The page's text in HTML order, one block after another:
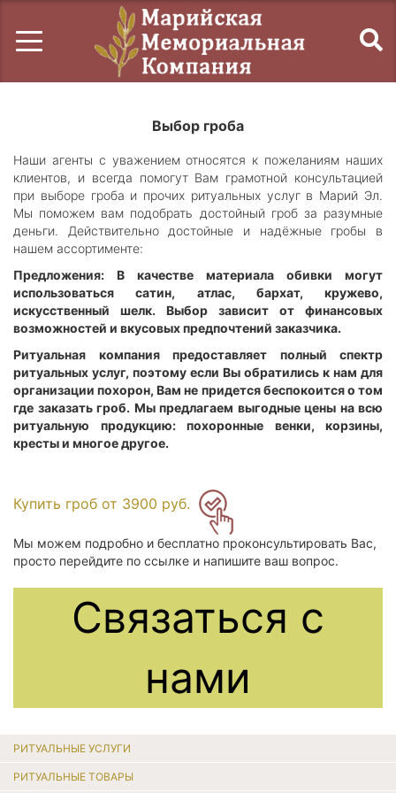
Выбор гроба
Наши агенты с уважением относятся к пожеланиям наших
клиентов, и всегда помогут Вам грамотной консультацией
при выборе гроба и прочих ритуальных услуг в Марий Эл.
Мы поможем вам подобрать достойный гроб за разумные
деньги. Действительно достойные и надёжные гробы в
нашем ассортименте:
Предложения: В качестве материала обивки могут
использоваться сатин, атлас, бархат, кружево,
искусственный шелк. Выбор зависит от финансовых
возможностей и вкусовых предпочтений заказчика.
Ритуальная компания предоставляет полный спектр
ритуальных услуг, поэтому если Вы обратились к нам для
организации похорон, Вам не придется беспокоится о том
где заказать гроб. Мы предлагаем выгодные цены на всю
ритуальную продукцию: похоронные венки, корзины,
кресты и многое другое.
Купить гроб от 3900 руб.
Мы можем подробно и бесплатно проконсультировать Вас,
просто перейдите по ссылке и напишите ваш вопрос.
Связаться с
нами
РИТУАЛЬНЫЕ УСЛУГИ
РИТУАЛЬНЫЕ ТОВАРЫ